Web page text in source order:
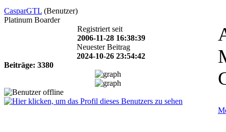
CasparGTL (Benutzer)
Platinum Boarder
Registriert seit
2006-11-28 16:38:39
Neuester Beitrag
2024-10-26 23:54:42
Beiträge: 3380